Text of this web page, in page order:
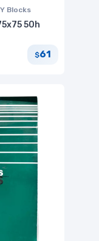
Blocks
50h
$61